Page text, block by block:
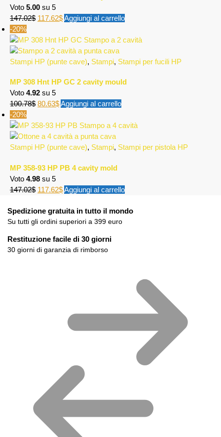
Voto 5.00 su 5
147.02$ 117.62$Aggiungi al carrello
-20%
Stampi HP (punte cave), Stampi, Stampi per fucili HP
MP 308 Hnt HP GC 2 cavity mould
Voto 4.92 su 5
100.78$ 80.63$Aggiungi al carrello
-20%
Stampi HP (punte cave), Stampi, Stampi per pistola HP
MP 358-93 HP PB 4 cavity mold
Voto 4.98 su 5
147.02$ 117.62$Aggiungi al carrello
Spedizione gratuita in tutto il mondo
Su tutti gli ordini superiori a 399 euro
Restituzione facile di 30 giorni
30 giorni di garanzia di rimborso